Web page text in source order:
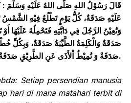
قَالَ رَسُوْلُ اللهِ صَلَّى اللهُ عَلَيْهِ وَسَلَّمَ
عَلَيْهِ صَدَقَةٌ، كُلُّ يَوْمٍ تَطْلُعُ فِيْهِ الشَّمْسُ
وَتُعِيْنُ الرَّجُلَ فِي دَابَّتِهِ فَتَحْمِلُهُ عَلَيْهَا أَوْ
صَدَقَةٌ وَالْكَلِمَةُ الطَّيِّبَةُ صَدَقَةٌ، وَبِكُلِّ
صَدَقَةٌ وَ تُمِيْطُ اْلأَذَى عَنِ الطَّرِيْقِ صَدَقَةٌ.
Setiap persendian manusia
hari di mana matahari terbit di